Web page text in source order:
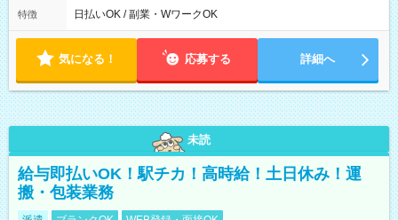
00
特徴 日払いOK / 副業・WワークOK
気になる！ 応募する 詳細へ
未読
給与即払いOK！駅チカ！高時給！土日休み！運
搬・包装業務